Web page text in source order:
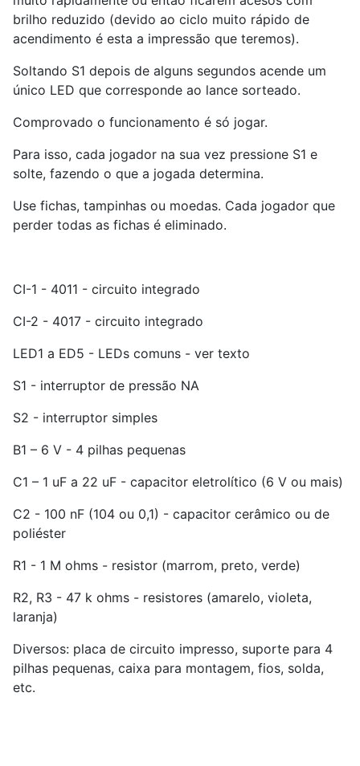
brilho reduzido (devido ao ciclo muito rápido de
acendimento é esta a impressão que teremos).
Soltando S1 depois de alguns segundos acende um
único LED que corresponde ao lance sorteado.
Comprovado o funcionamento é só jogar.
Para isso, cada jogador na sua vez pressione S1 e
solte, fazendo o que a jogada determina.
Use fichas, tampinhas ou moedas. Cada jogador que
perder todas as fichas é eliminado.
CI-1 - 4011 - circuito integrado
CI-2 - 4017 - circuito integrado
LED1 a ED5 - LEDs comuns - ver texto
S1 - interruptor de pressão NA
S2 - interruptor simples
B1 – 6 V - 4 pilhas pequenas
C1 – 1 uF a 22 uF - capacitor eletrolítico (6 V ou mais)
C2 - 100 nF (104 ou 0,1) - capacitor cerâmico ou de
poliéster
R1 - 1 M ohms - resistor (marrom, preto, verde)
R2, R3 - 47 k ohms - resistores (amarelo, violeta,
laranja)
Diversos: placa de circuito impresso, suporte para 4
pilhas pequenas, caixa para montagem, fios, solda,
etc.